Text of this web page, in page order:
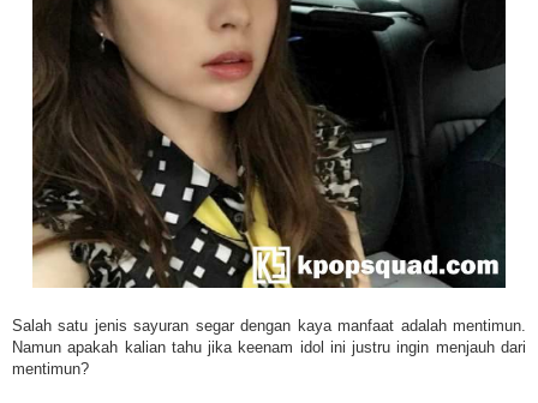
Salah satu jenis sayuran segar dengan kaya manfaat adalah mentimun.
Namun apakah kalian tahu jika keenam idol ini justru ingin menjauh dari
mentimun?